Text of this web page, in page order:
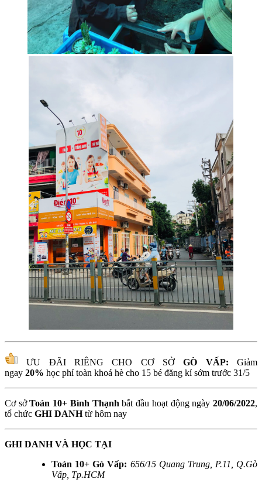
ƯU ĐÃI RIÊNG CHO CƠ SỞGÒ VẤP:Giảm
ngay 20% học phí toàn khoá hè cho 15 bé đăng kí sớm trước 31/5
Cơ sởToán 10+ Bình Thạnh bắt đầu hoạt động ngày20/06/2022,
tổ chức GHI DANHtừ hôm nay
GHI DANH VÀ HỌC TẠI
Toán 10+ Gò Vấp: 656/15 Quang Trung, P.11, Q.Gò
Vấp, Tp.HCM